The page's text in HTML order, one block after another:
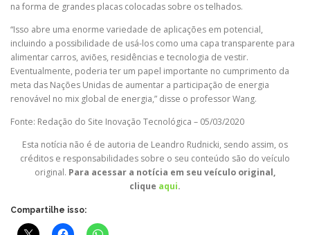
na forma de grandes placas colocadas sobre os telhados.
“Isso abre uma enorme variedade de aplicações em potencial,
incluindo a possibilidade de usá-los como uma capa transparente para
alimentar carros, aviões, residências e tecnologia de vestir.
Eventualmente, poderia ter um papel importante no cumprimento da
meta das Nações Unidas de aumentar a participação de energia
renovável no mix global de energia,” disse o professor Wang.
Fonte: Redação do Site Inovação Tecnológica – 05/03/2020
Esta notícia não é de autoria de Leandro Rudnicki, sendo assim, os
créditos e responsabilidades sobre o seu conteúdo são do veículo
original. Para acessar a notícia em seu veículo original,
clique aqui.
Compartilhe isso: